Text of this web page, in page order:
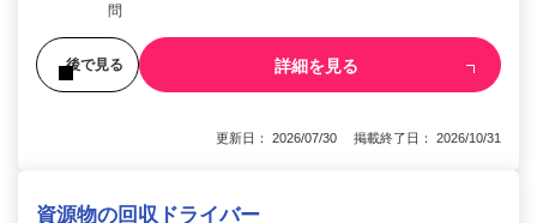
問
後で見る 詳細を見る
更新日： 2026/07/30 掲載終了日： 2026/10/31
資源物の回収ドライバー